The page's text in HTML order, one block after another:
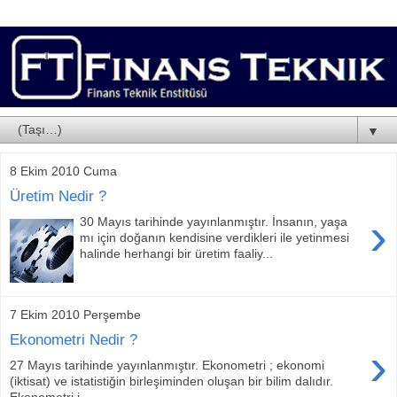
▼
8 Ekim 2010 Cuma
Üretim Nedir ?
›
30 Mayıs tarihinde yayınlanmıştır. İnsanın, yaşa
mı için doğanın kendisine verdikleri ile yetinmesi
halinde herhangi bir üretim faaliy...
7 Ekim 2010 Perşembe
Ekonometri Nedir ? ›
27 Mayıs tarihinde yayınlanmıştır. Ekonometri ; ekonomi
(iktisat) ve istatistiğin birleşiminden oluşan bir bilim dalıdır.